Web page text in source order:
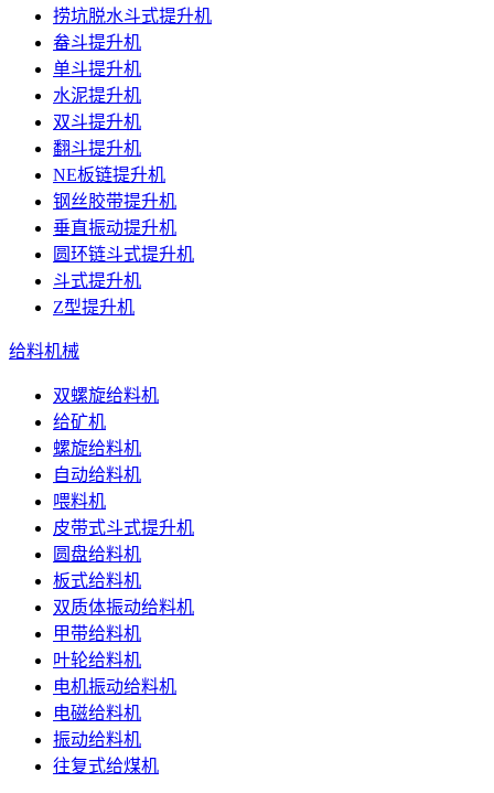
捞坑脱水斗式提升机
畚斗提升机
单斗提升机
水泥提升机
双斗提升机
翻斗提升机
NE板链提升机
钢丝胶带提升机
垂直振动提升机
圆环链斗式提升机
斗式提升机
Z型提升机
给料机械
双螺旋给料机
给矿机
螺旋给料机
自动给料机
喂料机
皮带式斗式提升机
圆盘给料机
板式给料机
双质体振动给料机
甲带给料机
叶轮给料机
电机振动给料机
电磁给料机
振动给料机
往复式给煤机